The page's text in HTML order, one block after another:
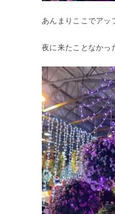
あんまりここでアッ
夜に来たことなかっ